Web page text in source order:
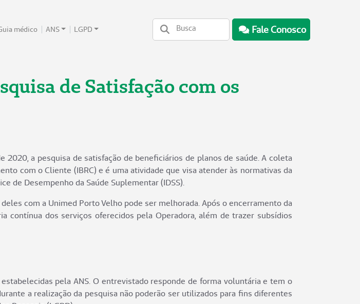
médico ANS LGPD Fale Conosco
de Satisfação com os
a pesquisa de satisfação de beneficiários de planos de saúde. A coleta
com o Cliente (IBRC) e é uma atividade que visa atender às normativas da
de Desempenho da Saúde Suplementar (IDSS).
com a Unimed Porto Velho pode ser melhorada. Após o encerramento da
contínua dos serviços oferecidos pela Operadora, além de trazer subsídios
pela ANS. O entrevistado responde de forma voluntária e tem o
a realização da pesquisa não poderão ser utilizados para fins diferentes